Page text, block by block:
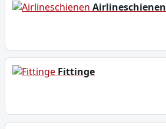
Airlineschienen
Fittinge